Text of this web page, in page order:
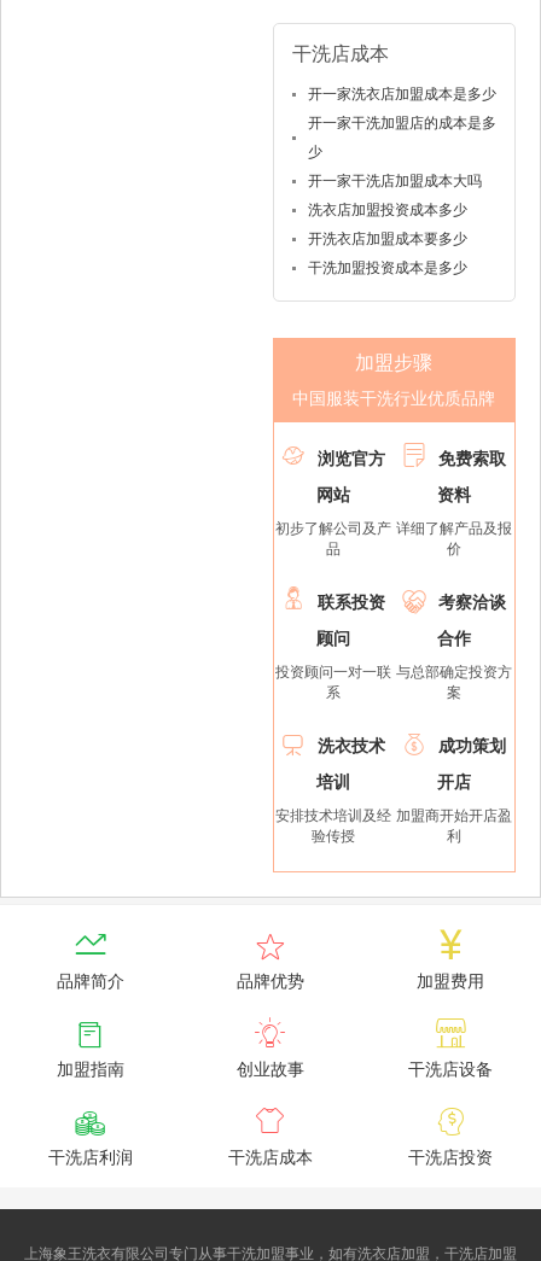
干洗店成本
开一家洗衣店加盟成本是多少
开一家干洗加盟店的成本是多
少
开一家干洗店加盟成本大吗
洗衣店加盟投资成本多少
开洗衣店加盟成本要多少
干洗加盟投资成本是多少
加盟步骤
中国服装干洗行业优质品牌

浏览官方
网站
初步了解公司及产
品

免费索取
资料
详细了解产品及报
价

联系投资
顾问
投资顾问一对一联
系

考察洽谈
合作
与总部确定投资方
案

洗衣技术
培训
安排技术培训及经
验传授

成功策划
开店
加盟商开始开店盈
利

品牌简介

品牌优势

加盟费用

加盟指南

创业故事

干洗店设备

干洗店利润

干洗店成本

干洗店投资
上海象王洗衣有限公司专门从事干洗加盟事业，如有洗衣店加盟，干洗店加盟